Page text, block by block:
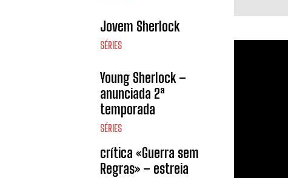
Jovem Sherlock
SÉRIES
Young Sherlock –
anunciada 2ª
temporada
SÉRIES
crítica «Guerra sem
Regras» – estreia